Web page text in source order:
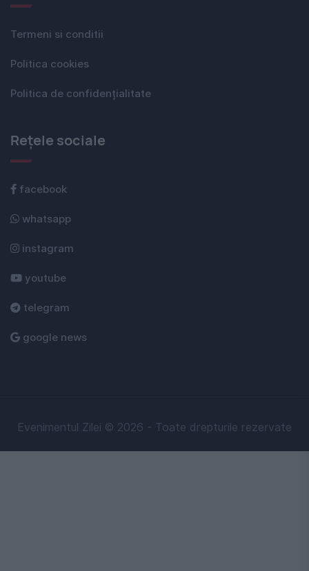
Termeni si conditii
Politica cookies
Politica de confidențialitate
Rețele sociale
facebook
whatsapp
instagram
youtube
telegram
google news
Evenimentul Zilei © 2026 - Toate drepturile rezervate